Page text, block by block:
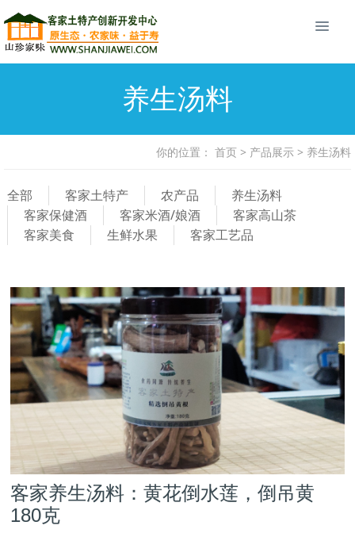
养生汤料
你的位置： 首页 > 产品展示 > 养生汤料
全部 客家土特产 农产品
养生汤料
客家保健酒
客家米酒/娘酒
客家高山茶
客家美食
生鲜水果 客家工艺品
客家养生汤料：黄花倒水莲，倒吊黄
180克